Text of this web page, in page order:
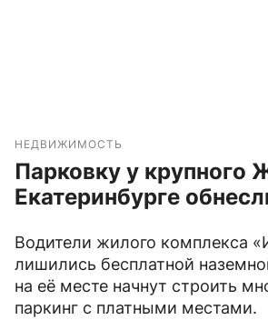
НЕДВИЖИМОСТЬ
Парковку у крупного
Екатеринбурге
Водители жилого комплекса
лишились бесплатной
на её месте начнут строить
паркинг с платными местами.